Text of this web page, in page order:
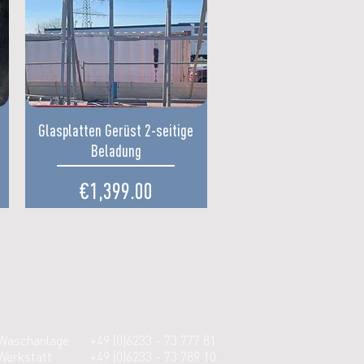
Quick View
Glasplatten Gerüst 2-seitige
Beladung
Price
€1,399.00
Waschanlage
Werkstatt
+49 (0)
6233 - 73 777 81
+49 (0)
6233 - 73 789 10